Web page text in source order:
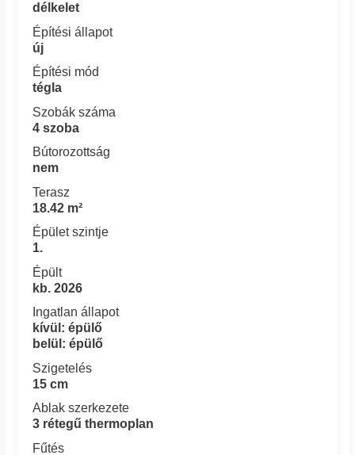
délkelet
Építési állapot
új
Építési mód
tégla
Szobák száma
4 szoba
Bútorozottság
nem
Terasz
18.42 m²
Épület szintje
1.
Épült
kb. 2026
Ingatlan állapot
kívül: épülő
belül: épülő
Szigetelés
15 cm
Ablak szerkezete
3 rétegű thermoplan
Fűtés